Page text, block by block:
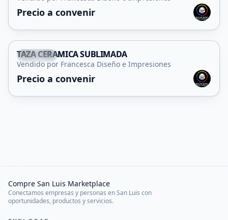
Precio a convenir
Capital
TAZA CERAMICA SUBLIMADA
Vendido por Francesca Diseño e Impresiones
Precio a convenir
Compre San Luis Marketplace
Conectamos empresas y personas en San Luis con
oportunidades, productos y servicios.